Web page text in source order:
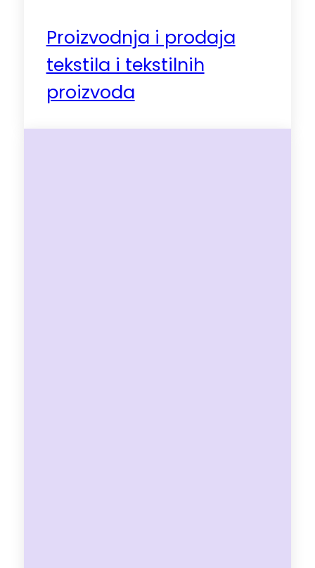
Proizvodnja i prodaja
tekstila i tekstilnih
proizvoda